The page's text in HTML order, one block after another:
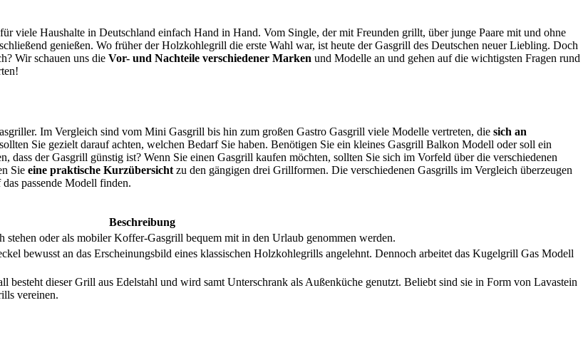
Haushalte in Deutschland einfach Hand in Hand. Vom Single, der mit Freunden grillt, über junge Paare mit und ohne
genießen. Wo früher der Holzkohlegrill die erste Wahl war, ist heute der Gasgrill des Deutschen neuer Liebling. Doch
Wir schauen uns die Vor- und Nachteile verschiedener Marken und Modelle an und gehen auf die wichtigsten Fragen rund
Im Vergleich sind vom Mini Gasgrill bis hin zum großen Gastro Gasgrill viele Modelle vertreten, die sich an
Sie gezielt darauf achten, welchen Bedarf Sie haben. Benötigen Sie ein kleines Gasgrill Balkon Modell oder soll ein
der Gasgrill günstig ist? Wenn Sie einen Gasgrill kaufen möchten, sollten Sie sich im Vorfeld über die verschiedenen
Sie eine praktische Kurzübersicht zu den gängigen drei Grillformen. Die verschiedenen Gasgrills im Vergleich überzeugen
passende Modell finden.
Beschreibung
oder als mobiler Koffer-Gasgrill bequem mit in den Urlaub genommen werden.
bewusst an das Erscheinungsbild eines klassischen Holzkohlegrills angelehnt. Dennoch arbeitet das Kugelgrill Gas Modell
dieser Grill aus Edelstahl und wird samt Unterschrank als Außenküche genutzt. Beliebt sind sie in Form von Lavastein
vereinen.